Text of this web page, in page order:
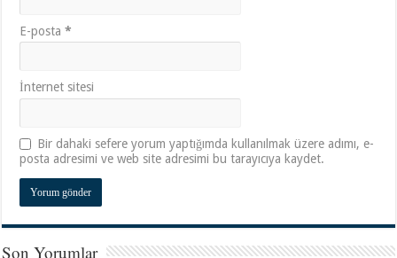
E-posta*
İnternet sitesi
Bir dahaki sefere yorum yaptığımda kullanılmak üzere adımı, e-
posta adresimi ve web site adresimi bu tarayıcıya kaydet.
Son Yorumlar